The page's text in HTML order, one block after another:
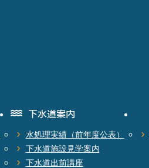
下水道案内
水処理実績（前年度公表）
下水道施設見学案内
下水道出前講座